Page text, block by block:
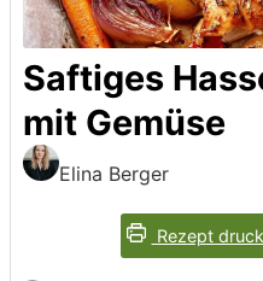
Saftiges
mit Gemüse
Elina Berger
Rezept